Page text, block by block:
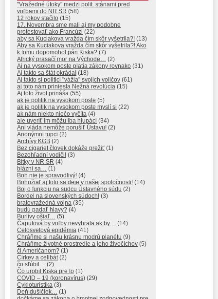
"Vražedné útoky" medzi polit. stánami pred
voľbami do NR SR (58)
12 rokov stačilo (15)
17. Novembra sme mali aj my podobne
protestovať ako Francúzi (22)
aby sa Kuciakova vražda čím skôr vyšetrila?! (13)
Aby sa Kuciakova vražda čím skôr vyšetrila?! Ako
k tomu dopomohol pán Kiska? (7)
Africký prasačí mor na Východe…
(2)
Aj na vysokom poste platia zákony rovnako (31)
Aj takto sa štát okráda! (18)
Aj takto si politici "vážia" svojich voličov (61)
aj toto nám priniesla Nežná revolúcia (15)
Aj toto život prináša (55)
ak je politik na vysokom poste (5)
ak je politik na vysokom poste myslí si (22)
ak nám niekto niečo vyčíta (4)
ale uveriť im môžu iba hlupáci (34)
Ani vláda nemôže porušiť Ústavu! (2)
Anonýmni tupci (2)
Archívy KGB (2)
Bez cigariet človek dokáže prežiť (1)
Bezohľadní vodiči! (3)
Bitky v NR SR (4)
blázni sa…
(1)
Boh nie je spravodlivý! (4)
Bohužiaľ aj toto sa deje v našej spoločnosti! (14)
Boj o funkciu na sudcu Ústavného súdu (2)
Bordel na slovenských súdoch! (3)
bratovražedná vojna (35)
budú padať hlavy? (4)
Burlívy ošiaľ…
(5)
Čaputová by voľby nevyhrala ak by…
(14)
Celosvetová epidémia (41)
Chráňme si našu krásnu modrú planétu (9)
Chráňme životné prostredie a jeho živočíchov (5)
či Američanom? (1)
Cirkev a celibát (2)
čo sľúbil…
(2)
Čo urobil Kiska pre to (1)
COVID – 19 (koronavírus) (29)
Cykloturistika (3)
Deň dušičiek…
(1)